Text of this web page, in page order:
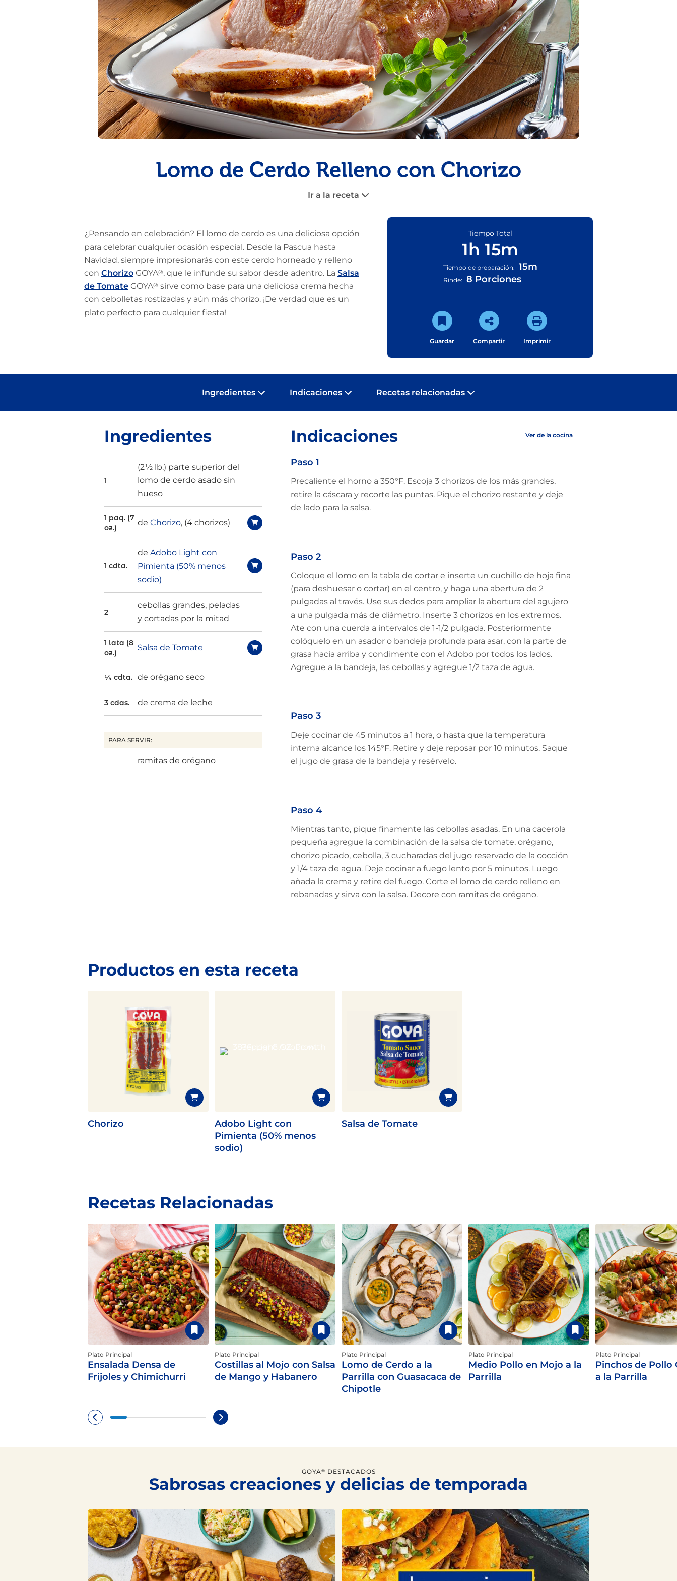
pinchos para el verano
Pudin
Pescado
Camarón
Lomo de Cerdo Relleno con Chorizo
Ir a la receta
¿Pensando en celebración? El lomo de cerdo es una deliciosa opción
para celebrar cualquier ocasión especial. Desde la Pascua hasta
Navidad, siempre impresionarás con este cerdo horneado y relleno
con ChorizoGOYA®, que le infunde su sabor desde adentro. La Salsa
de TomateGOYA® sirve como base para una deliciosa crema hecha
con cebolletas rostizadas y aún más chorizo. ¡De verdad que es un
plato perfecto para cualquier fiesta!
Tiempo Total
1h 15m
Tiempo de preparación: 15m
Rinde: 8 Porciones
Guardar Compartir Imprimir
Ingredientes Indicaciones Recetas relacionadas
Ingredientes
1
(2½ lb.) parte superior del
lomo de cerdo asado sin
hueso
1 paq. (7
oz.)
deChorizo, (4 chorizos)
1 cdta.
deAdobo Light con
Pimienta (50% menos
sodio)
2
cebollas grandes, peladas
y cortadas por la mitad
1 lata (8
oz.)
Salsa de Tomate
¼ cdta. de orégano seco
3 cdas. de crema de leche
PARA SERVIR:
ramitas de orégano
Indicaciones Ver de la cocina
Paso 1
Precaliente el horno a 350°F. Escoja 3 chorizos de los más grandes,
retire la cáscara y recorte las puntas. Pique el chorizo restante y deje
de lado para la salsa.
Paso 2
Coloque el lomo en la tabla de cortar e inserte un cuchillo de hoja fina
(para deshuesar o cortar) en el centro, y haga una abertura de 2
pulgadas al través. Use sus dedos para ampliar la abertura del agujero
a una pulgada más de diámetro. Inserte 3 chorizos en los extremos.
Ate con una cuerda a intervalos de 1-1/2 pulgada. Posteriormente
colóquelo en un asador o bandeja profunda para asar, con la parte de
grasa hacia arriba y condimente con el Adobo por todos los lados.
Agregue a la bandeja, las cebollas y agregue 1/2 taza de agua.
Paso 3
Deje cocinar de 45 minutos a 1 hora, o hasta que la temperatura
interna alcance los 145°F. Retire y deje reposar por 10 minutos. Saque
el jugo de grasa de la bandeja y resérvelo.
Paso 4
Mientras tanto, pique finamente las cebollas asadas. En una cacerola
pequeña agregue la combinación de la salsa de tomate, orégano,
chorizo picado, cebolla, 3 cucharadas del jugo reservado de la cocción
y 1/4 taza de agua. Deje cocinar a fuego lento por 5 minutos. Luego
añada la crema y retire del fuego. Corte el lomo de cerdo relleno en
rebanadas y sirva con la salsa. Decore con ramitas de orégano.
Productos en esta receta
Chorizo
Adobo Light con
Pimienta (50% menos
sodio)
Salsa de Tomate
Recetas Relacionadas
Plato Principal
Ensalada Densa de
Frijoles y Chimichurri
Plato Principal
Costillas al Mojo con Salsa
de Mango y Habanero
Plato Principal
Lomo de Cerdo a la
Parrilla con Guasacaca de
Chipotle
Plato Principal
Medio Pollo en Mojo a la
Parrilla
Plato Principal
Pinchos de Pollo
a la Parrilla
GOYA® DESTACADOS
Sabrosas creaciones y delicias de temporada